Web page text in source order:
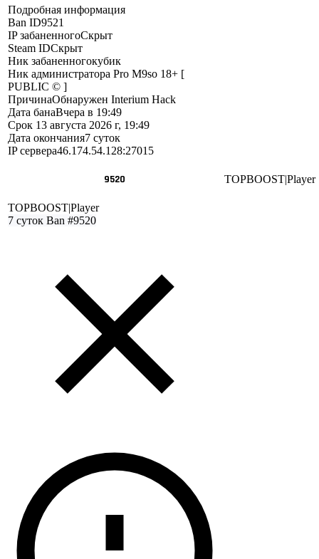
Подробная информация
Ban ID9521
IP забаненногоСкрыт
Steam IDСкрыт
Ник забаненногокубик
Ник администратора Pro M9so 18+ [
PUBLIC © ]
ПричинаОбнаружен Interium Hack
Дата банаВчера в 19:49
Срок 13 августа 2026 г, 19:49
Дата окончания7 суток
IP сервера46.174.54.128:27015
9520 TOPBOOST|Player
TOPBOOST|Player
7 суток Ban #9520